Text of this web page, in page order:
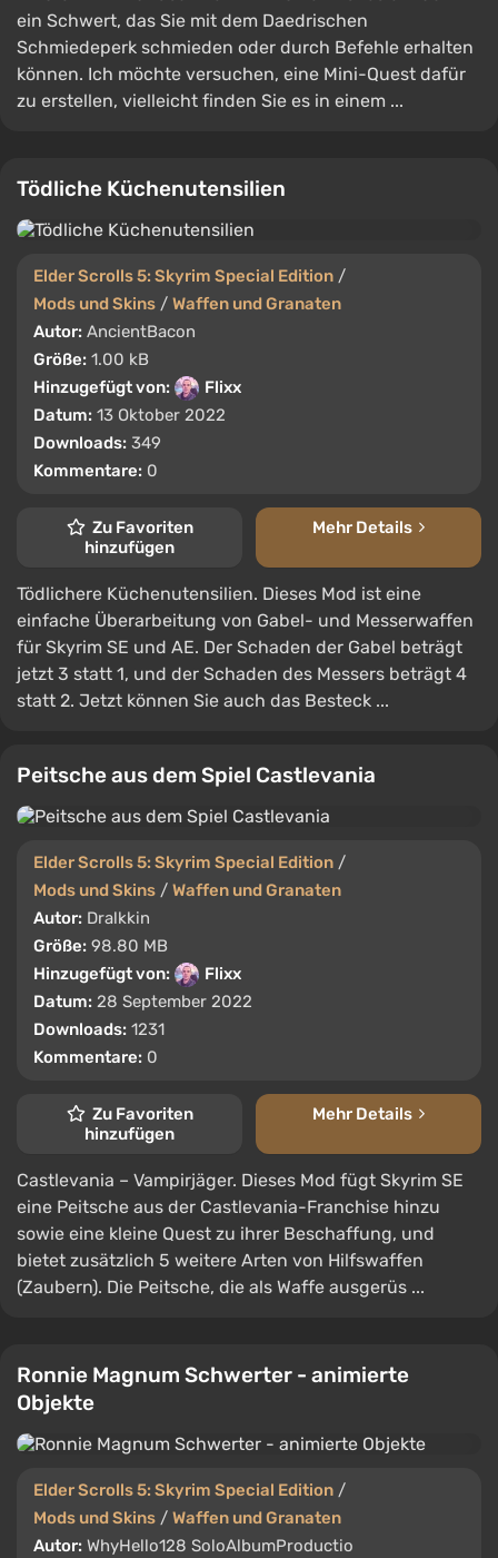
ein Schwert, das Sie mit dem Daedrischen
Schmiedeperk schmieden oder durch Befehle erhalten
können. Ich möchte versuchen, eine Mini-Quest dafür
zu erstellen, vielleicht finden Sie es in einem ...
Tödliche Küchenutensilien
Elder Scrolls 5: Skyrim Special Edition /
Mods und Skins / Waffen und Granaten
Autor: AncientBacon
Größe: 1.00 kB
Hinzugefügt von:
Flixx
Datum: 13 Oktober 2022
Downloads: 349
Kommentare: 0
Zu Favoriten
hinzufügen
Mehr Details
Tödlichere Küchenutensilien. Dieses Mod ist eine
einfache Überarbeitung von Gabel- und Messerwaffen
für Skyrim SE und AE. Der Schaden der Gabel beträgt
jetzt 3 statt 1, und der Schaden des Messers beträgt 4
statt 2. Jetzt können Sie auch das Besteck ...
Peitsche aus dem Spiel Castlevania
Elder Scrolls 5: Skyrim Special Edition /
Mods und Skins / Waffen und Granaten
Autor: Dralkkin
Größe: 98.80 MB
Hinzugefügt von:
Flixx
Datum: 28 September 2022
Downloads: 1231
Kommentare: 0
Zu Favoriten
hinzufügen
Mehr Details
Castlevania – Vampirjäger. Dieses Mod fügt Skyrim SE
eine Peitsche aus der Castlevania-Franchise hinzu
sowie eine kleine Quest zu ihrer Beschaffung, und
bietet zusätzlich 5 weitere Arten von Hilfswaffen
(Zaubern). Die Peitsche, die als Waffe ausgerüs ...
Ronnie Magnum Schwerter - animierte
Objekte
Elder Scrolls 5: Skyrim Special Edition /
Mods und Skins / Waffen und Granaten
Autor: WhyHello128 SoloAlbumProductio